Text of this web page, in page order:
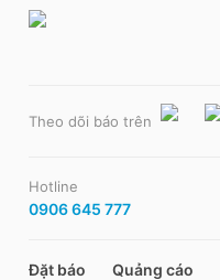
Theo dõi báo trên
Hotline
0906 645 777
Đặt báo Quảng cáo